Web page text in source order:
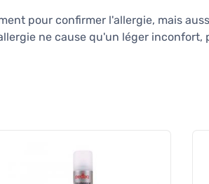
pour confirmer l'allergie, mais
ne cause qu'un léger inconfort,